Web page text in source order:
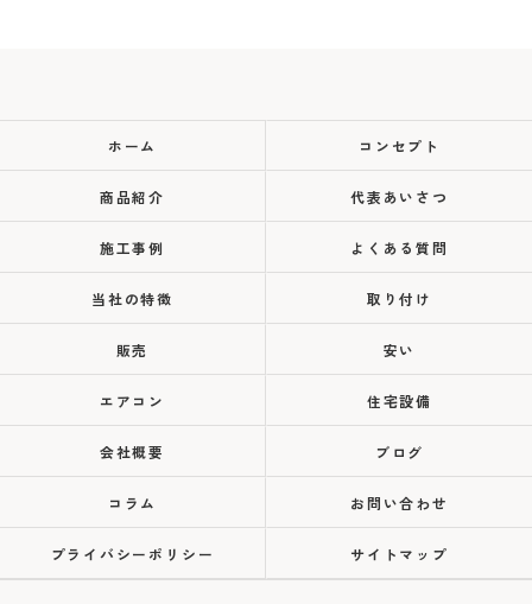
ホーム コンセプト
商品紹介 代表あいさつ
施工事例 よくある質問
当社の特徴 取り付け
販売 安い
エアコン 住宅設備
会社概要 ブログ
コラム お問い合わせ
プライバシーポリシー サイトマップ